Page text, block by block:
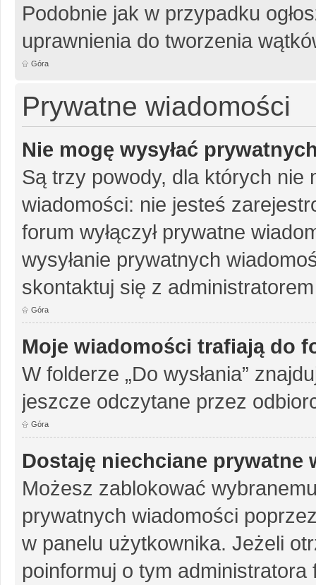
Podobnie jak w przypadku
uprawnienia do tworzenia
Góra
Prywatne wiadomości
Nie mogę wysyłać
Są trzy powody, dla których nie
wiadomości: nie jesteś
forum wyłączył prywatne
wysyłanie prywatnych
skontaktuj się z
Góra
Moje wiadomości trafiają do
W folderze „Do wysłania”
jeszcze odczytane przez
Góra
Dostaję niechciane prywatne
Możesz zablokować
prywatnych wiadomości
w panelu użytkownika. Jeżeli
poinformuj o tym